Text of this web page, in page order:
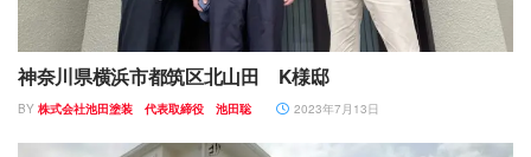
神奈川県横浜市都筑区北山田 K様邸
BY 株式会社池田塗装 代表取締役 池田聡 2023年7月13日